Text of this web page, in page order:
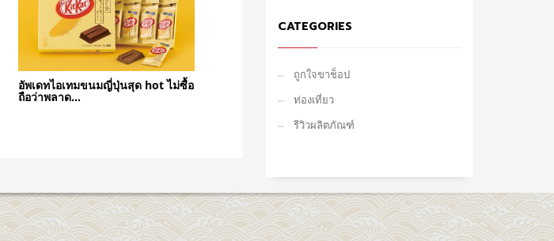
อัพเดทไอเทมขนมญี่ปุ่นสุด hot ไม่ซื้อ
ถือว่าพลาด…
CATEGORIES
ถูกใจขาช็อป
ท่องเที่ยว
รีวิวผลิตภัณฑ์